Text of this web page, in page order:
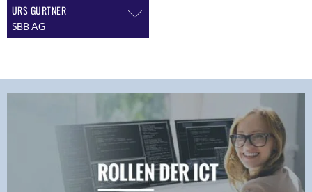
URS GURTNER
SBB AG